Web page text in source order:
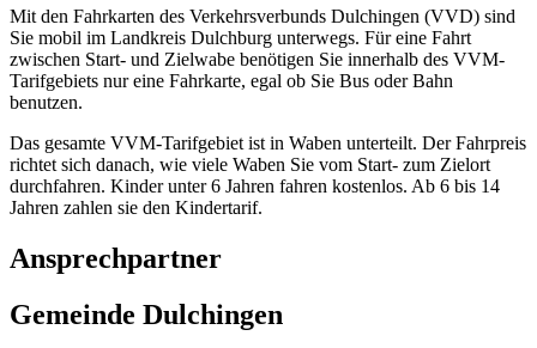
Mit den Fahrkarten des Verkehrsverbunds Dulchingen (VVD) sind
Sie mobil im Landkreis Dulchburg unterwegs. Für eine Fahrt
zwischen Start- und Zielwabe benötigen Sie innerhalb des VVM-
Tarifgebiets nur eine Fahrkarte, egal ob Sie Bus oder Bahn
benutzen.
Das gesamte VVM-Tarifgebiet ist in Waben unterteilt. Der Fahrpreis
richtet sich danach, wie viele Waben Sie vom Start- zum Zielort
durchfahren. Kinder unter 6 Jahren fahren kostenlos. Ab 6 bis 14
Jahren zahlen sie den Kindertarif.
Ansprechpartner
Gemeinde Dulchingen